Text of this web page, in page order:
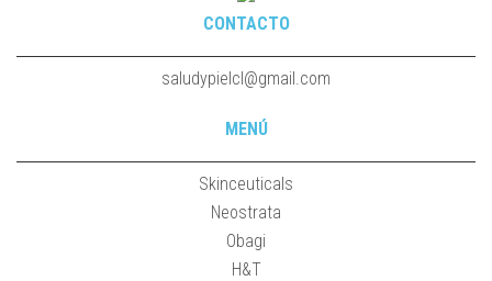
CONTACTO
saludypielcl@gmail.com
MENÚ
Skinceuticals
Neostrata
Obagi
H&T